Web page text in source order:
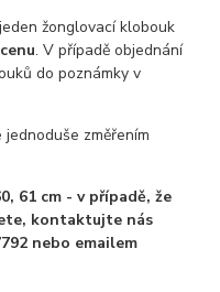
žonglovací klobouk
. V případě objednání
do poznámky v
změřením
61 cm - v případě, že
kontaktujte nás
nebo emailem